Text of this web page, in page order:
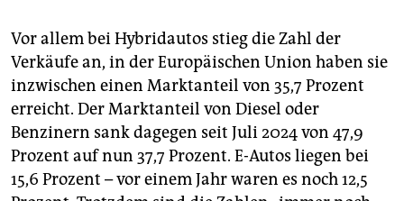
Vor allem bei Hybridautos stieg die Zahl der
Verkäufe an, in der Europäischen Union haben sie
inzwischen einen Marktanteil von 35,7 Prozent
erreicht. Der Marktanteil von Diesel oder
Benzinern sank dagegen seit Juli 2024 von 47,9
Prozent auf nun 37,7 Prozent. E-Autos liegen bei
15,6 Prozent – vor einem Jahr waren es noch 12,5